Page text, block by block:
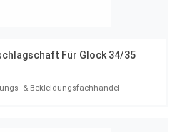
Für Glock 34/35
& Bekleidungsfachhandel